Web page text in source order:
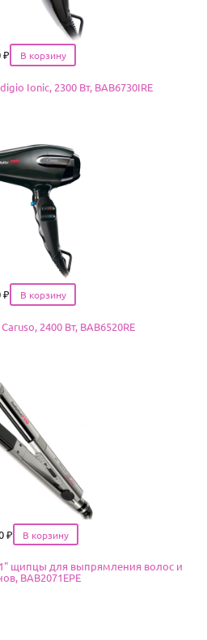
₽
Ionic, 2300 Вт, BAB6730IRE
₽
2400 Вт, BAB6520RE
₽
1" щипцы для выпрямления волос и
BAB2071EPE